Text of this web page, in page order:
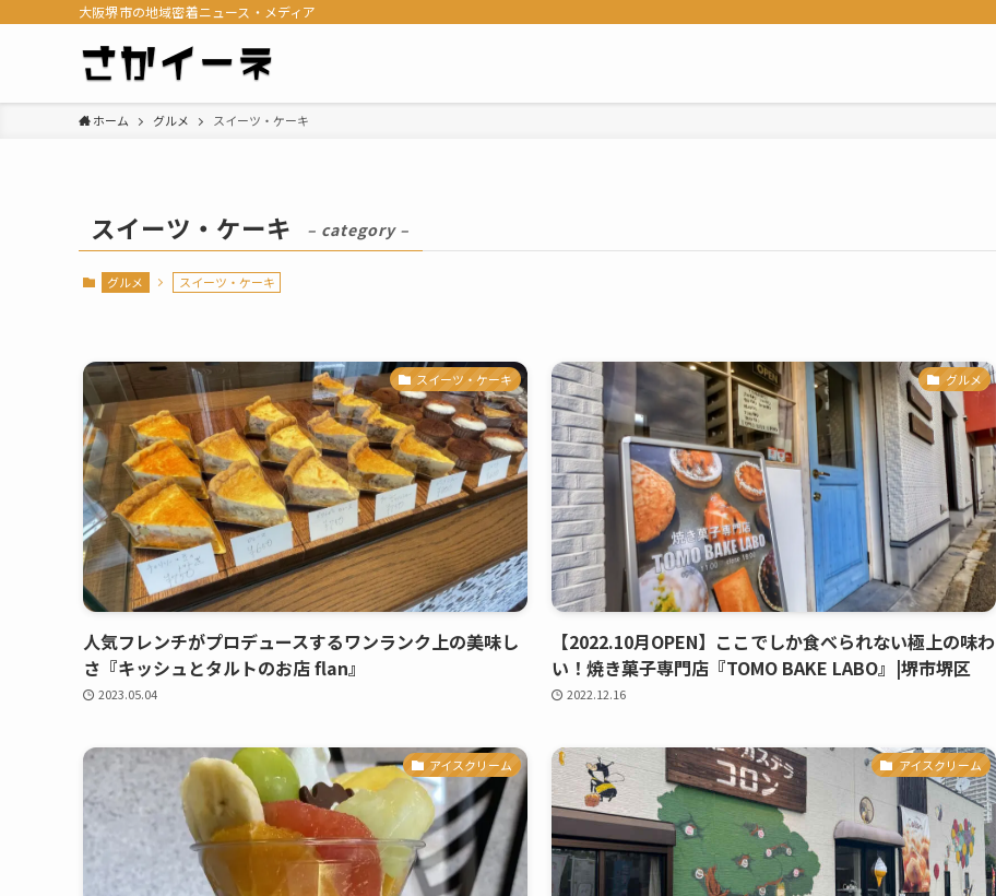
大阪堺市の地域密着ニュース・メディア
ホーム グルメ スイーツ・ケーキ
スイーツ・ケーキ – category –
グルメ スイーツ・ケーキ
スイーツ・ケーキ
人気フレンチがプロデュースするワンランク上の美味し
さ『キッシュとタルトのお店 flan』
2023.05.04
グルメ
【2022.10月OPEN】ここでしか食べられない極上の味わ
い！焼き菓子専門店『TOMO BAKE LABO』|堺市堺区
2022.12.16
アイスクリーム アイスクリーム